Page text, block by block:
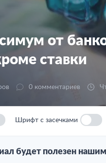
от
ставки
0 комментариев
Шрифт с засечками
будет полезен